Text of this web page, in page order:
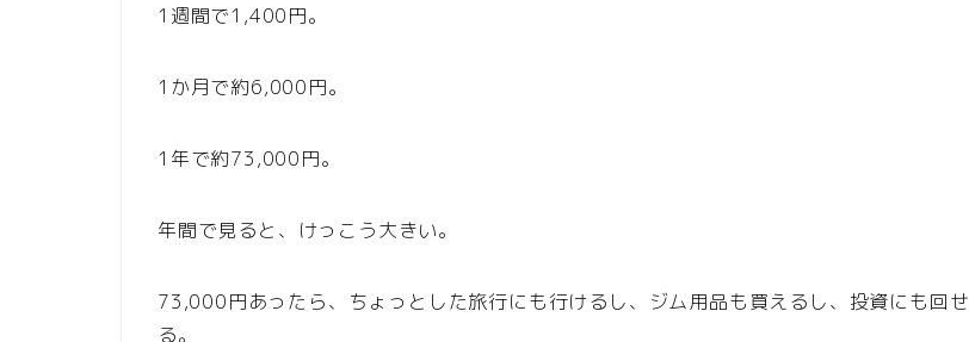
1週間で1,400円。
1か月で約6,000円。
1年で約73,000円。
年間で見ると、けっこう大きい。
73,000円あったら、ちょっとした旅行にも行けるし、ジム用品も買えるし、投資にも回せ
る。